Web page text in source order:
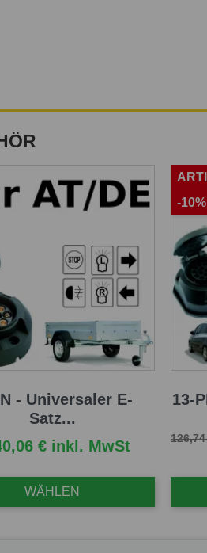
- Universaler E-
Satz...
€ inkl. MwSt
WÄHLEN
13-
-10%